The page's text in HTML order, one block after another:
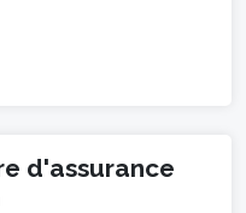
d'assurance